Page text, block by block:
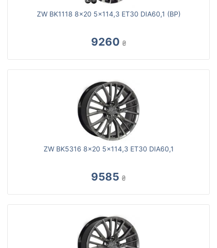
ZW BK1118 8x20 5x114,3 ET30 DIA60,1 (BP)
9260 ₴
ZW BK5316 8x20 5x114,3 ET30 DIA60,1
9585 ₴